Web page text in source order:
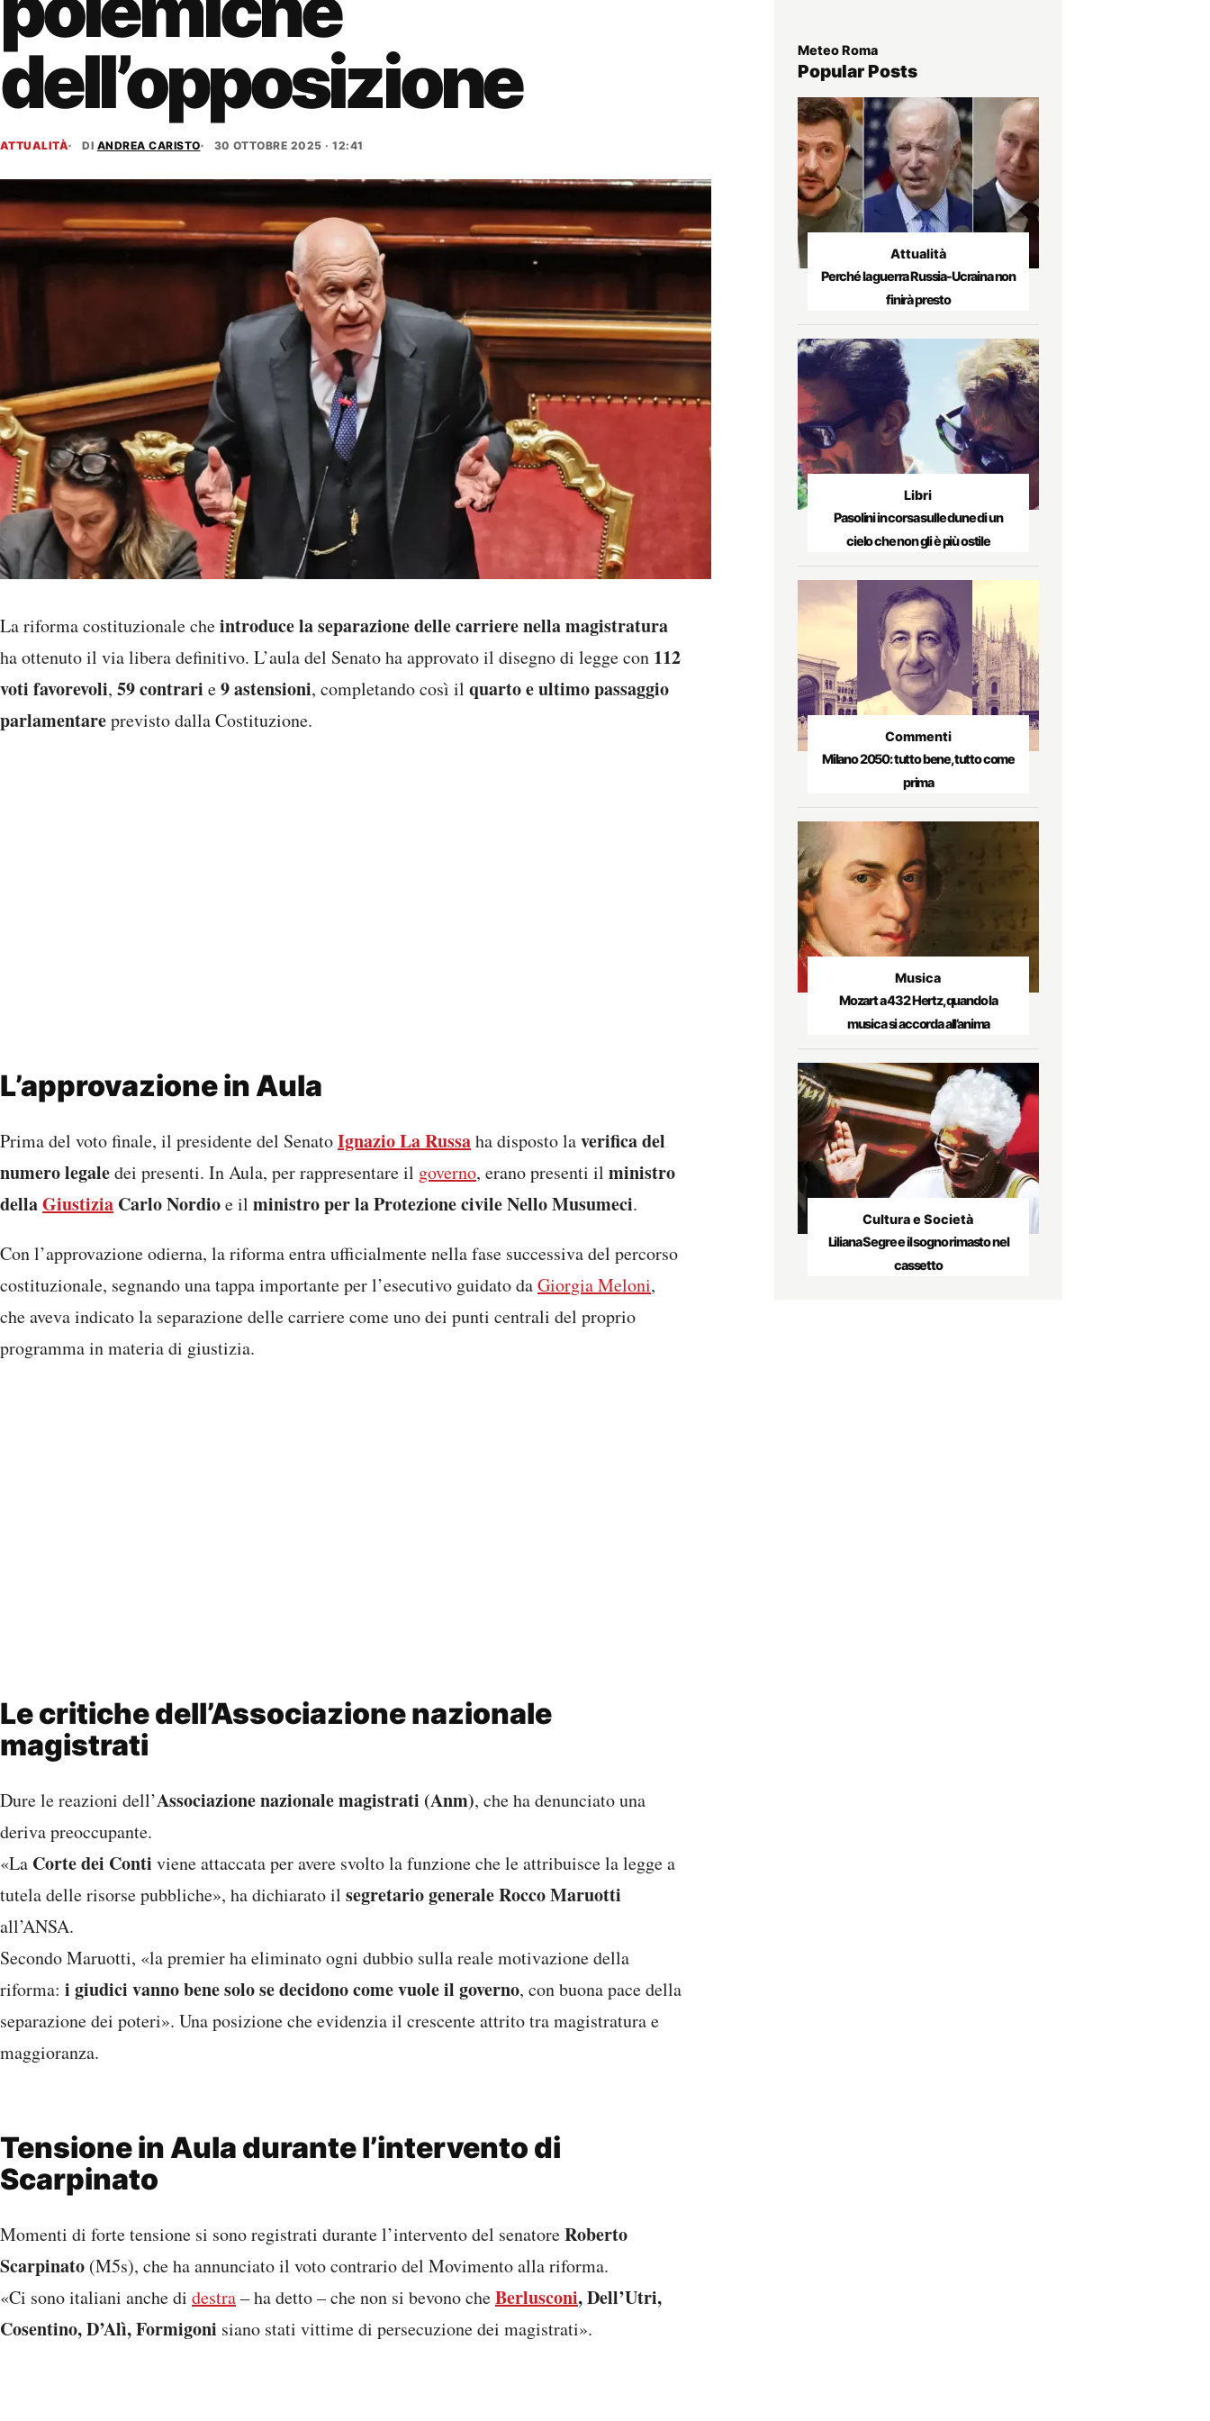
dell’opposizione
ATTUALITÀ DI ANDREA CARISTO 30 OTTOBRE 2025 · 12:41
La riforma costituzionale cheintroduce la separazione delle carriere nella magistratura
ha ottenuto il via libera definitivo. L’aula del Senato ha approvato il disegno di legge con 112
voti favorevoli, 59 contrari e9 astensioni, completando così il quarto e ultimo passaggio
parlamentareprevisto dalla Costituzione.
L’approvazione in Aula
Prima del voto finale, il presidente del SenatoIgnazio La Russaha disposto laverifica del
numero legaledei presenti. In Aula, per rappresentare il governo, erano presenti il ministro
dellaGiustizia Carlo Nordioe il ministro per la Protezione civile Nello Musumeci.
Con l’approvazione odierna, la riforma entra ufficialmente nella fase successiva del percorso
costituzionale, segnando una tappa importante per l’esecutivo guidato daGiorgia Meloni,
che aveva indicato la separazione delle carriere come uno dei punti centrali del proprio
programma in materia di giustizia.
Le critiche dell’Associazione nazionale
magistrati
Dure le reazioni dell’Associazione nazionale magistrati (Anm), che ha denunciato una
deriva preoccupante.
«La Corte dei Conti viene attaccata per avere svolto la funzione che le attribuisce la legge a
tutela delle risorse pubbliche», ha dichiarato il segretario generale Rocco Maruotti
all’ANSA.
Secondo Maruotti, «la premier ha eliminato ogni dubbio sulla reale motivazione della
riforma: i giudici vanno bene solo se decidono come vuole il governo, con buona pace della
separazione dei poteri». Una posizione che evidenzia il crescente attrito tra magistratura e
maggioranza.
Tensione in Aula durante l’intervento di
Scarpinato
Momenti di forte tensione si sono registrati durante l’intervento del senatoreRoberto
Scarpinato (M5s), che ha annunciato il voto contrario del Movimento alla riforma.
«Ci sono italiani anche di destra– ha detto – che non si bevono cheBerlusconi, Dell’Utri,
Cosentino, D’Alì, Formigoni siano stati vittime di persecuzione dei magistrati».
Meteo Roma
Popular Posts
Attualità
Perché la guerra Russia-Ucraina non
finirà presto
Libri
Pasolini in corsa sulle dune di un
cielo che non gli è più ostile
Commenti
Milano 2050: tutto bene, tutto come
prima
Musica
Mozart a 432 Hertz, quando la
musica si accorda all’anima
Cultura e Società
Liliana Segre e il sogno rimasto nel
cassetto